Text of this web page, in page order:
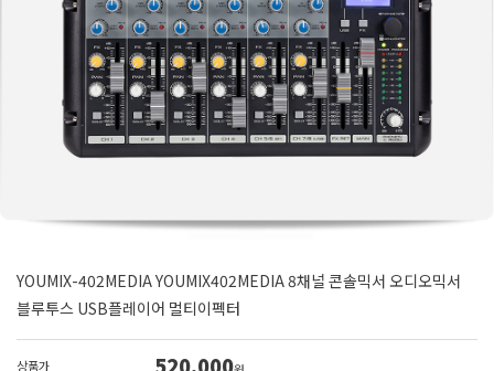
YOUMIX-402MEDIA YOUMIX402MEDIA 8채널 콘솔믹서 오디오믹서
블루투스 USB플레이어 멀티이펙터
상품가